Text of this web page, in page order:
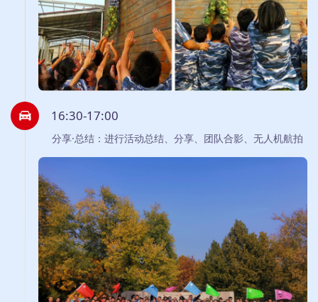
16:30-17:00
分享·总结：进行活动总结、分享、团队合影、无人机航拍